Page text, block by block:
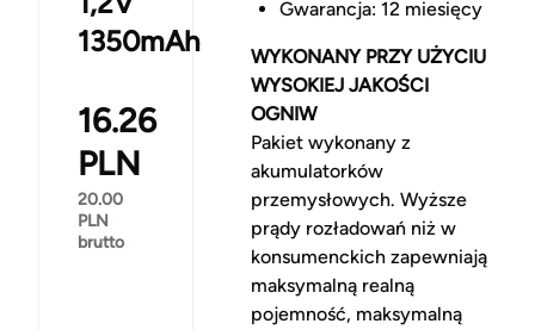
1350mAh
16.26
PLN
20.00
PLN
brutto
Gwarancja: 12 miesięcy
WYKONANY PRZY UŻYCIU
WYSOKIEJ JAKOŚCI
OGNIW
Pakiet wykonany z
akumulatorków
przemysłowych. Wyższe
prądy rozładowań niż w
konsumenckich zapewniają
maksymalną realną
pojemność, maksymalną